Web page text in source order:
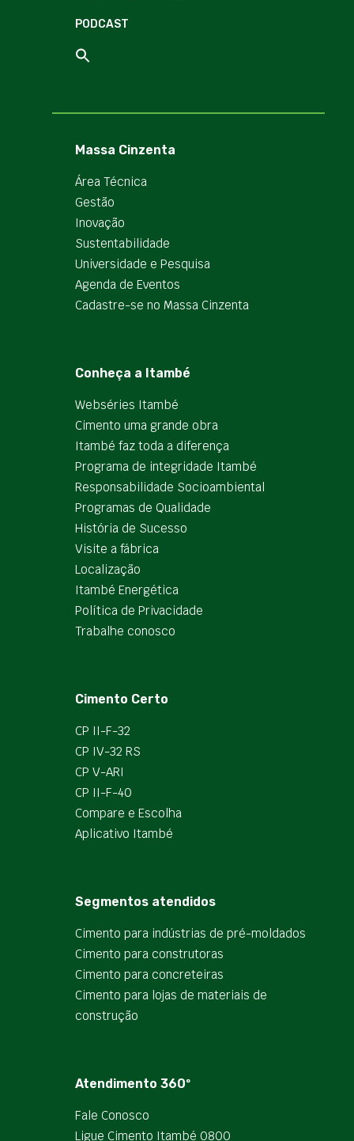
PODCAST
Massa Cinzenta
Área Técnica
Gestão
Inovação
Sustentabilidade
Universidade e Pesquisa
Agenda de Eventos
Cadastre-se no Massa Cinzenta
Conheça a Itambé
Webséries Itambé
Cimento uma grande obra
Itambé faz toda a diferença
Programa de integridade Itambé
Responsabilidade Socioambiental
Programas de Qualidade
História de Sucesso
Visite a fábrica
Localização
Itambé Energética
Política de Privacidade
Trabalhe conosco
Cimento Certo
CP II-F-32
CP IV-32 RS
CP V-ARI
CP II-F-40
Compare e Escolha
Aplicativo Itambé
Segmentos atendidos
Cimento para indústrias de pré-moldados
Cimento para construtoras
Cimento para concreteiras
Cimento para lojas de materiais de
construção
Atendimento 360º
Fale Conosco
Ligue Cimento Itambé 0800